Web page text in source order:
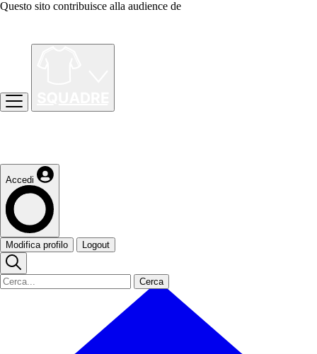
Questo sito contribuisce alla audience de
Accedi
Modifica profilo Logout
Cerca